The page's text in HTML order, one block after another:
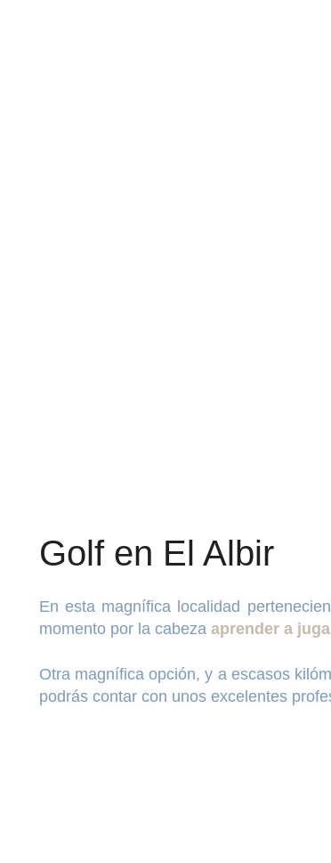
Golf en El Albir
En esta magnífica localidad
momento por la cabeza aprender a
Otra magnífica opción, y a escasos
podrás contar con unos excelentes